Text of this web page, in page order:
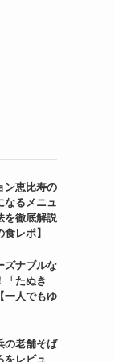
ン恵比寿の
なるメニュ
を徹底解説
レポ】
ズナブルな
「たぬき
一人でもゆ
の老舗そば
をレビュ